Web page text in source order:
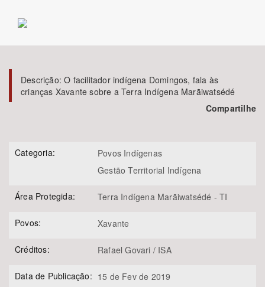
Tema
Subtema
Descrição:O facilitador indígena Domingos, fala às
crianças Xavante sobre a Terra Indígena Marãiwatsédé
Compartilhe
Categoria:
Povos Indígenas
Gestão Territorial Indígena
Área Protegida: Terra Indígena Marãiwatsédé - TI
Povos: Xavante
Créditos: Rafael Govari / ISA
Data de Publicação: 15 de Fev de 2019